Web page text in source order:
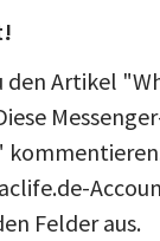
den Artikel
Felder aus.